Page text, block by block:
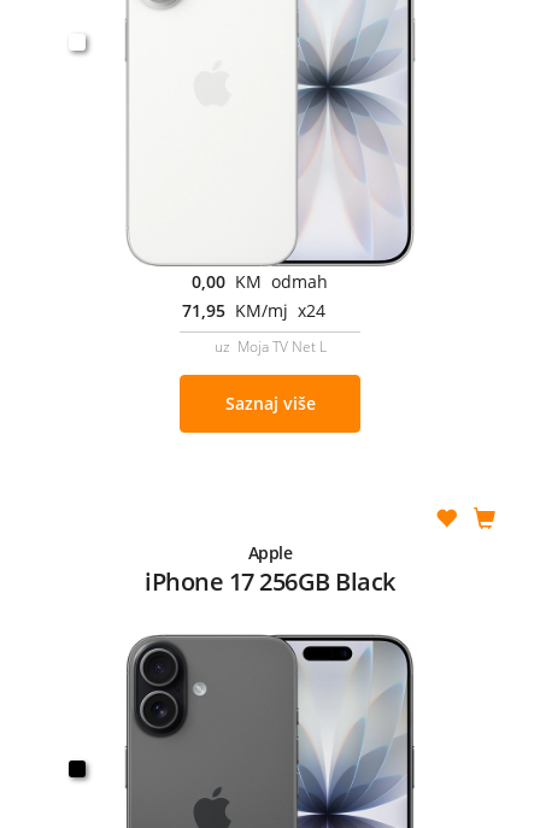
0,00 KM odmah
71,95 KM/mj x24
uz Moja TV Net L
Saznaj više
Apple
iPhone 17 256GB Black